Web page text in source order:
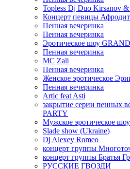
Topless Dj Duo Kirsanov
Концерт певицы
Пенная вечеринка
Пенная вечеринка
Эротическое шоу GRAND
Пенная вечеринка
MC Zali
Пенная вечеринка
Женское эротическое
Пенная вечеринка
Artic feat Asti
закрытие серии пенных
PARTY
Мужское эротическое
Slade show (Ukraine)
Dj Alexey Romeo
концерт группы
концерт группы Братья
РУССКИЕ ГВОЗДИ